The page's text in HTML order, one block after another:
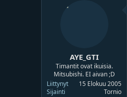
AYE_GTI
Timantit ovat ikuisia.
Mitsubishi. EI aivan ;D
Liittynyt
15 Elokuu 2005
Sijainti
Tornio